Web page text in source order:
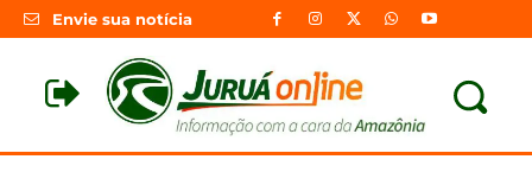
Envie sua notícia